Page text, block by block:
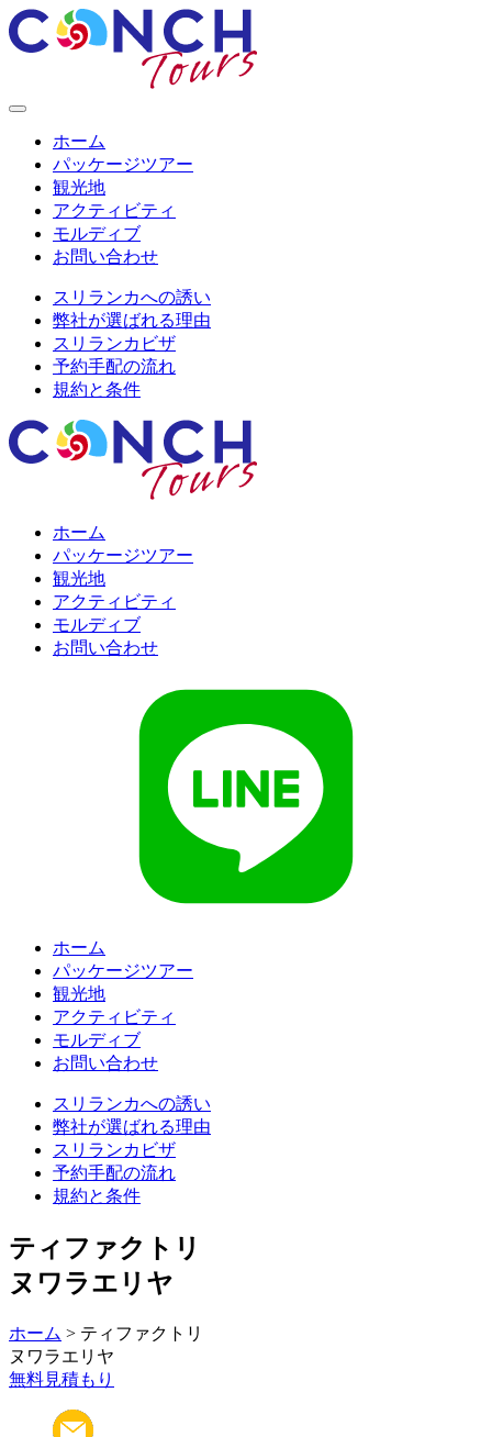
ホーム
パッケージツアー
観光地
アクティビティ
モルディブ
お問い合わせ
スリランカへの誘い
弊社が選ばれる理由
スリランカビザ
予約手配の流れ
規約と条件
ホーム
パッケージツアー
観光地
アクティビティ
モルディブ
お問い合わせ
ホーム
パッケージツアー
観光地
アクティビティ
モルディブ
お問い合わせ
スリランカへの誘い
弊社が選ばれる理由
スリランカビザ
予約手配の流れ
規約と条件
ティファクトリ
ヌワラエリヤ
ホーム > ティファクトリ
ヌワラエリヤ
無料見積もり